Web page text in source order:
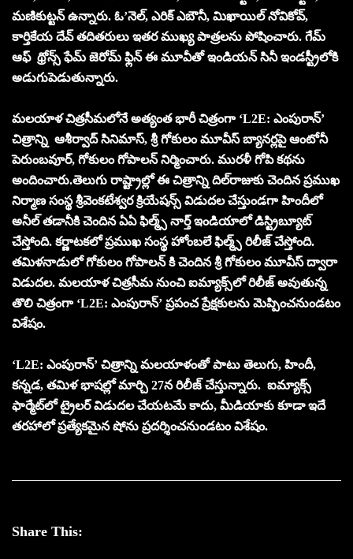
మణికుట్టన్ ఉన్నారు. ఓ’నెల్, ఎరిక్ ఎబౌనీ, మిఖాయిల్ నోవికోవ్,
కార్తికేయ దేవ్ త‌దిత‌రులు ఇత‌ర‌ ముఖ్య పాత్రలను పోషించారు. గేమ్
ఆఫ్ థ్రోన్స్ ఫేమ్ జెరోమ్ ఫ్లిన్ ఈ మూవీతో ఇండియ‌న్ సినీ ఇండ‌స్ట్రీలోకి
అడుగుపెడుతున్నారు.
మ‌ల‌యాళ చిత్రసీమ‌లోనే అత్యంత భారీ చిత్రంగా ‘L2E: ఎంపురాన్‌’
చిత్రాన్ని ఆశీర్వాద్ సినిమాస్, శ్రీ గోకులం మూవీస్ బ్యానర్లపై ఆంటోనీ
పెరుంబవూర్, గోకులం గోపాలన్ నిర్మించారు. ముర‌ళీ గోపి క‌థ‌ను
అందించారు.తెలుగు రాష్ట్రాల్లో ఈ చిత్రాన్ని దిల్‌రాజుకు చెందిన ప్ర‌ముఖ
నిర్మాణ సంస్థ శ్రీవెంక‌టేశ్వ‌ర క్రియేష‌న్స్ విడుద‌ల చేస్తుండ‌గా హిందీలో
అనీల్ త‌డానీకి చెందిన ఏఏ ఫిల్మ్స్ నార్త్ ఇండియాలో డిస్ట్రిబ్యూట్
చేస్తోంది. క‌ర్ణాట‌క‌లో ప్ర‌ముఖ సంస్థ హోంబ‌లే ఫిల్మ్స్ రిలీజ్ చేస్తోంది.
తమిళనాడులో గోకులం గోపాలన్ కి చెందిన శ్రీ గోకులం మూవీస్ ద్వారా
విడుదల. మ‌ల‌యాళ చిత్ర‌సీమ నుంచి ఐమ్యాక్స్‌లో రిలీజ్ అవుతున్న
తొలి చిత్రంగా ‘L2E: ఎంపురాన్‌’ ప్ర‌పంచ ప్రేక్ష‌కుల‌ను మెప్పించ‌నుండ‌టం
విశేషం.
‘L2E: ఎంపురాన్‌’ చిత్రాన్ని మ‌ల‌యాళంతో పాటు తెలుగు, హిందీ,
క‌న్న‌డ‌, త‌మిళ భాష‌ల్లో మార్చి 27న రిలీజ్ చేస్తున్నారు. ఐమ్యాక్స్
ఫార్మేట్‌లో ట్రైల‌ర్ విడుద‌ల చేయ‌ట‌మే కాదు, మీడియాకు కూడా ఇదే
త‌ర‌హాలో ప్ర‌త్యేక‌మైన షోను ప్ర‌ద‌ర్శించ‌నుండ‌టం విశేషం.
Share This: